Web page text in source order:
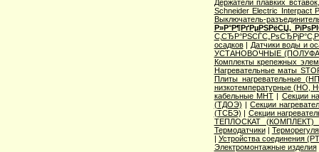
Держатели плавких
Schneider Electric Interpact
Выключатель-
Р»Р°Р¶РґРµРЅРёСЏ,
осадков| Датчики воды и
УСТАНОВОЧНЫЕ
Комплекты крепежных
Нагревательные маты
Плиты нагревательные
низкотемпературные
кабельные МНТ| Секции
(ТДОЭ) |Секции
(ТСБЭ) | Секции
ТЕПЛОСКАТ (КОМПЛЕКТ)
Термодатчики|
| Устройства соединения
Электромонтажные изделия